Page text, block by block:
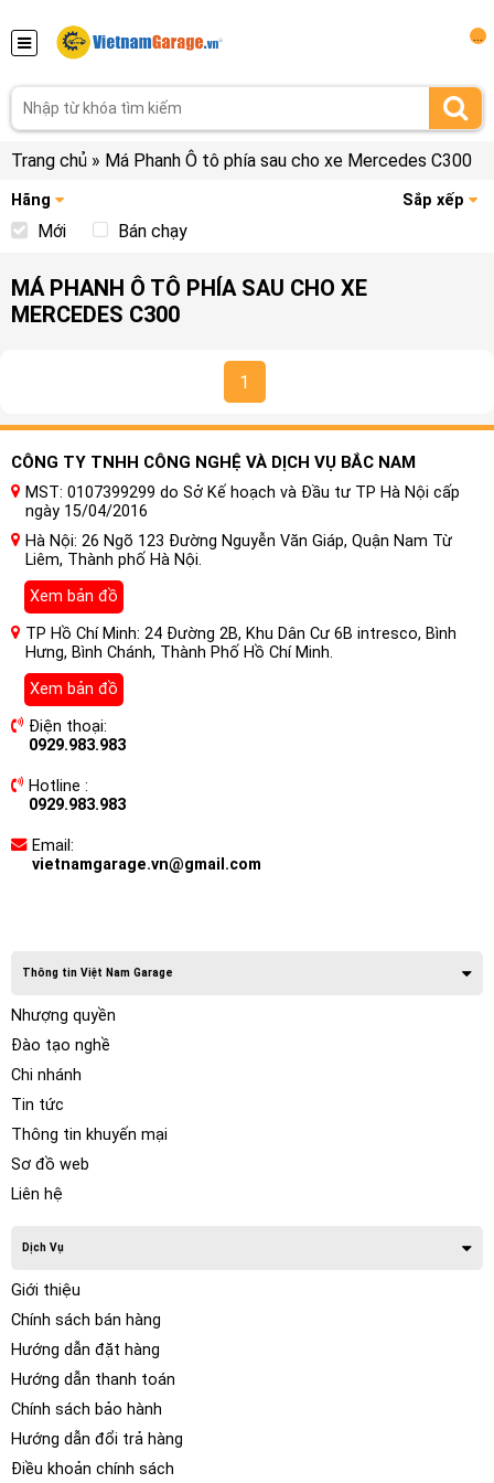
Trang chủ » Má Phanh Ô tô phía sau cho xe Mercedes C300
Hãng Sắp xếp
Mới Bán chạy
MÁ PHANH Ô TÔ PHÍA SAU CHO XE
MERCEDES C300
1
CÔNG TY TNHH CÔNG NGHỆ VÀ DỊCH VỤ BẮC NAM
MST: 0107399299 do Sở Kế hoạch và Đầu tư TP Hà Nội cấp
ngày 15/04/2016
Hà Nội: 26 Ngõ 123 Đường Nguyễn Văn Giáp, Quận Nam Từ
Liêm, Thành phố Hà Nội.
Xem bản đồ
TP Hồ Chí Minh: 24 Đường 2B, Khu Dân Cư 6B intresco, Bình
Hưng, Bình Chánh, Thành Phố Hồ Chí Minh.
Xem bản đồ
Điện thoại:
0929.983.983
Hotline :
0929.983.983
Email:
vietnamgarage.vn@gmail.com
Thông tin Việt Nam Garage
Nhượng quyền
Đào tạo nghề
Chi nhánh
Tin tức
Thông tin khuyến mại
Sơ đồ web
Liên hệ
Dịch Vụ
Giới thiệu
Chính sách bán hàng
Hướng dẫn đặt hàng
Hướng dẫn thanh toán
Chính sách bảo hành
Hướng dẫn đổi trả hàng
Điều khoản chính sách